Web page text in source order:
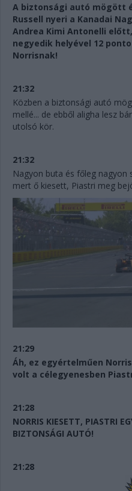
A biztonsági autó mögött
Russell nyeri a Kanadai
Andrea Kimi Antonelli
negyedik helyével 12
Norrisnak!
21:32
Közben a biztonsági autó
mellé... de ebből aligha lesz
utolsó kör.
21:32
Nagyon buta és főleg nagyon
mert ő kiesett, Piastri meg
21:29
Áh, ez egyértelműen
volt a célegyenesben
21:28
NORRIS KIESETT, PIASTRI
BIZTONSÁGI AUTÓ!
21:28